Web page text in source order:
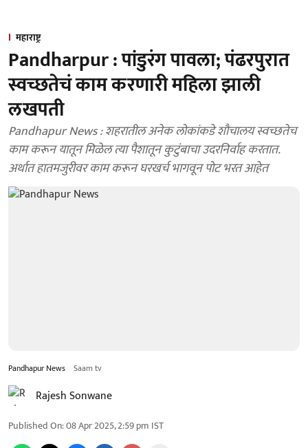
महाराष्ट्र
Pandharpur : पांडुरंग पावला; पंढरपुरात
स्वच्छतेचं काम करणारी महिला झाली
लखपती
Pandhapur News : शहरातील अनेक लोकांकडे शौचालय स्वच्छतेच
काम करून यातून मिळेल त्या पैशातून कुटुंबाचा उदरनिर्वाह करतात.
अर्थात हातमजुरीवर काम करून घरखर्च भागवून पोट भरत आहेत
Pandhapur News Saam tv
Rajesh Sonwane
Published On:08 Apr 2025, 2:59 pm IST